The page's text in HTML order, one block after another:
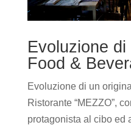
Evoluzione
Food &
Evoluzione di un
Ristorante “MEZZO”,
protagonista al cibo ed